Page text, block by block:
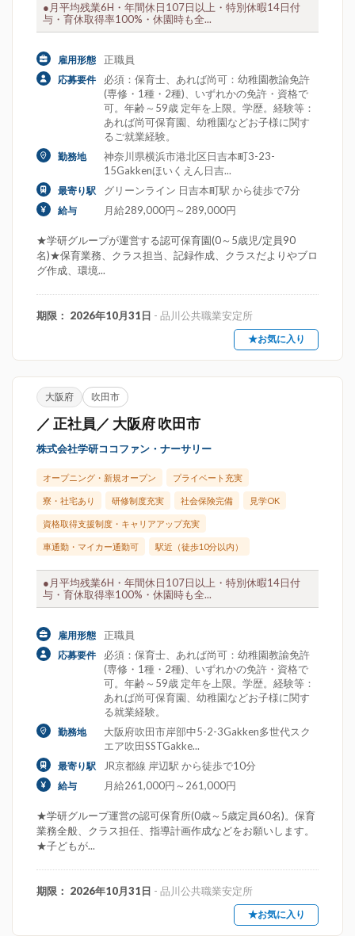
●月平均残業6H・年間休日107日以上・特別休暇14日付
与・育休取得率100%・休園時も全...
雇用形態 正職員
応募要件
必須：保育士、あれば尚可：幼稚園教諭免許
(専修・1種・2種)、いずれかの免許・資格で
可。年齢～59歳 定年を上限。学歴。経験等：
あれば尚可保育園、幼稚園などお子様に関す
るご就業経験。
勤務地
神奈川県横浜市港北区日吉本町3-23-
15Gakkenほいくえん日吉...
最寄り駅 グリーンライン 日吉本町駅 から徒歩で7分
給与 月給289,000円～289,000円
★学研グループが運営する認可保育園(0～5歳児/定員90
名)★保育業務、クラス担当、記録作成、クラスだよりやブロ
グ作成、環境...
期限： 2026年10月31日 - 品川公共職業安定所
★お気に入り
大阪府 吹田市
／ 正社員／ 大阪府 吹田市
株式会社学研ココファン・ナーサリー
オープニング・新規オープン プライベート充実
寮・社宅あり 研修制度充実 社会保険完備 見学OK
資格取得支援制度・キャリアアップ充実
車通勤・マイカー通勤可 駅近（徒歩10分以内）
●月平均残業6H・年間休日107日以上・特別休暇14日付
与・育休取得率100%・休園時も全...
雇用形態 正職員
応募要件
必須：保育士、あれば尚可：幼稚園教諭免許
(専修・1種・2種)、いずれかの免許・資格で
可。年齢～59歳 定年を上限。学歴。経験等：
あれば尚可保育園、幼稚園などお子様に関す
る就業経験。
勤務地
大阪府吹田市岸部中5-2-3Gakken多世代スク
エア吹田SSTGakke...
最寄り駅 JR京都線 岸辺駅 から徒歩で10分
給与 月給261,000円～261,000円
★学研グループ運営の認可保育所(0歳～5歳定員60名)。保育
業務全般、クラス担任、指導計画作成などをお願いします。
★子どもが...
期限： 2026年10月31日 - 品川公共職業安定所
★お気に入り